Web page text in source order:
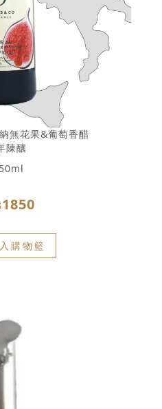
無花果&葡萄香醋
陳釀
1850
購物籃